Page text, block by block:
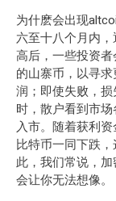
为什麽会出现
六至十八个月内
高后，一些投资
的山寨币，以寻
润；即使失败，
时，散户看到市
入市。随着获利
比特币一同下跌
此，我们常说，
会让你无法想像。